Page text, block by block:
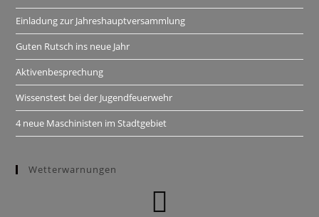
Einladung zur Jahreshauptversammlung
Guten Rutsch ins neue Jahr
Aktivenbesprechung
Wissenstest bei der Jugendfeuerwehr
4 neue Maschinisten im Stadtgebiet
Wetterwarnungen